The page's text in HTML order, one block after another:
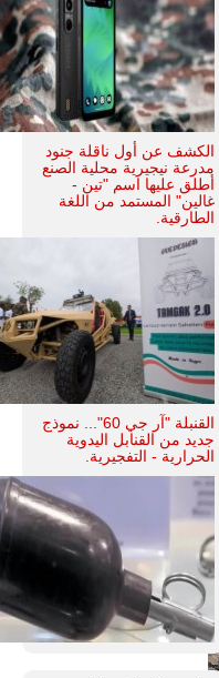
الكشف عن أول ناقلة جنود
مدرعة نيجيرية محلية الصنع
أطلق عليها اسم "تين -
غالين" المستمد من اللغة
الطارقية.
القنبلة "آر جي 60"... نموذج
جديد من القنابل اليدوية
الحرارية - التفجيرية.